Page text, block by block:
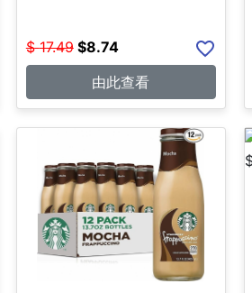
$ 17.49 $8.74
由此查看